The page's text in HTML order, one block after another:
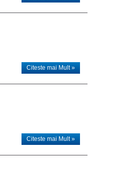
Citeste mai Mult »
Citeste mai Mult »